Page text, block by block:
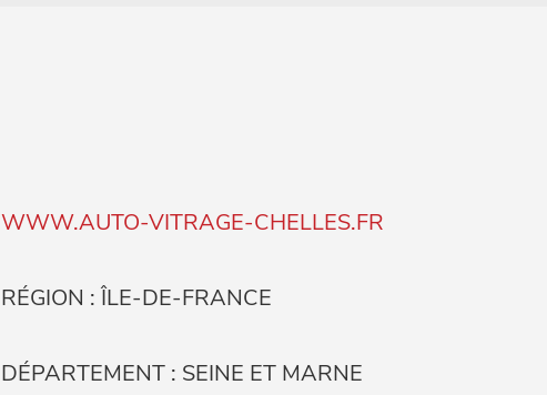
WWW.AUTO-VITRAGE-CHELLES.FR
RÉGION : ÎLE-DE-FRANCE
DÉPARTEMENT : SEINE ET MARNE